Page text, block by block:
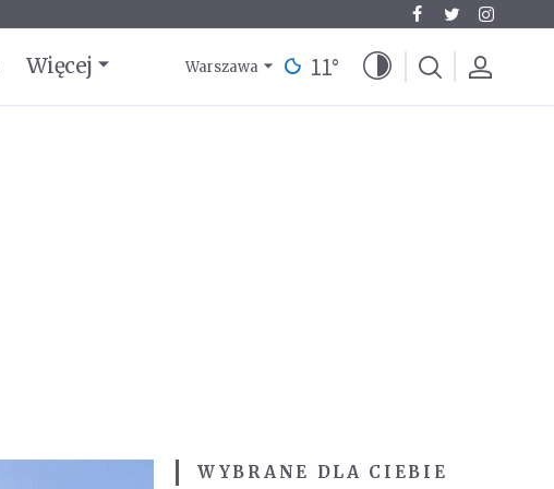
Więcej Warszawa 11°
WYBRANE DLA CIEBIE